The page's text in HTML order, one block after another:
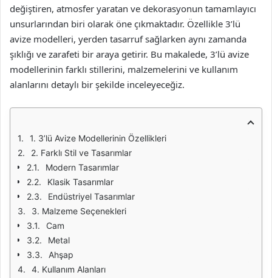
değiştiren, atmosfer yaratan ve dekorasyonun tamamlayıcı
unsurlarından biri olarak öne çıkmaktadır. Özellikle 3’lü
avize modelleri, yerden tasarruf sağlarken aynı zamanda
şıklığı ve zarafeti bir araya getirir. Bu makalede, 3’lü avize
modellerinin farklı stillerini, malzemelerini ve kullanım
alanlarını detaylı bir şekilde inceleyeceğiz.
1. 3’lü Avize Modellerinin Özellikleri
2. Farklı Stil ve Tasarımlar
Modern Tasarımlar
Klasik Tasarımlar
Endüstriyel Tasarımlar
3. Malzeme Seçenekleri
Cam
Metal
Ahşap
4. Kullanım Alanları